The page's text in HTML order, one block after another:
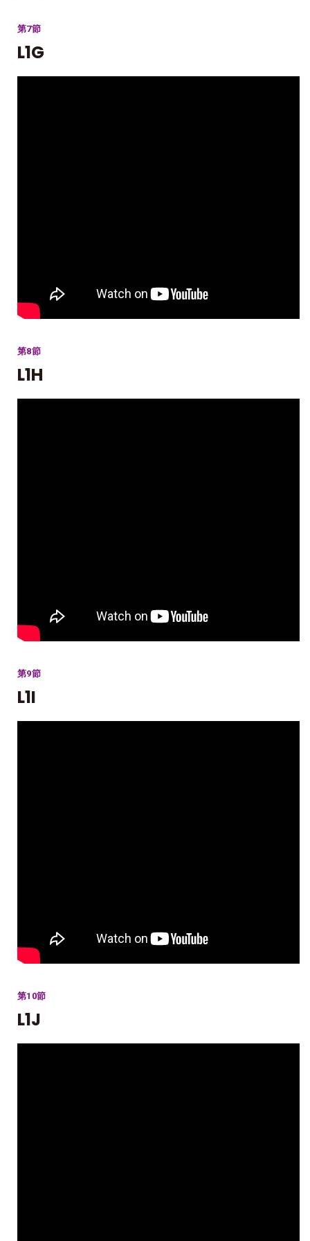
第7節
L1G
第8節
L1H
第9節
L1I
第10節
L1J